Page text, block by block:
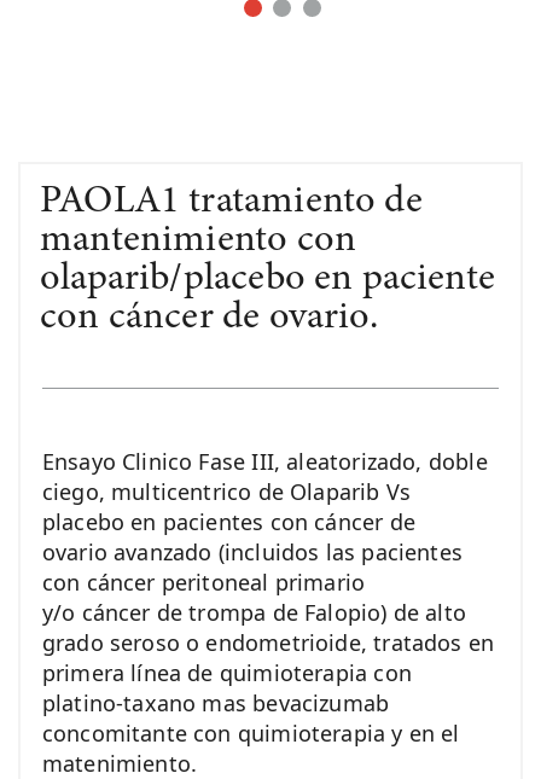
PAOLA1 tratamiento de
mantenimiento con
olaparib/placebo en paciente
con cáncer de ovario.
Ensayo Clinico Fase III, aleatorizado, doble
ciego, multicentrico de Olaparib Vs
placebo en pacientes con cáncer de
ovario avanzado (incluidos las pacientes
con cáncer peritoneal primario
y/o cáncer de trompa de Falopio) de alto
grado seroso o endometrioide, tratados en
primera línea de quimioterapia con
platino-taxano mas bevacizumab
concomitante con quimioterapia y en el
matenimiento.